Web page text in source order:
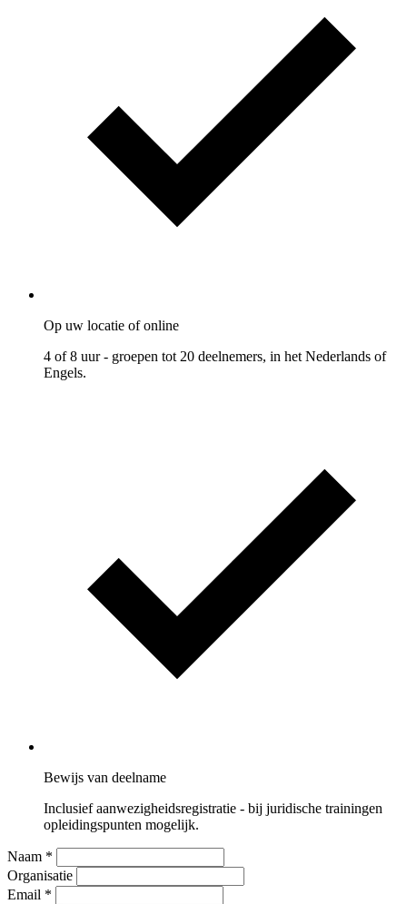
Op uw locatie of online
4 of 8 uur - groepen tot 20 deelnemers, in het Nederlands of
Engels.
Bewijs van deelname
Inclusief aanwezigheidsregistratie - bij juridische trainingen
opleidingspunten mogelijk.
Naam *
Organisatie
Email *